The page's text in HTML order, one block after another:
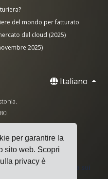
per garantire la
sito web. Scopri
privacy è
del mondo per fatturato
del cloud (2025)
2025)
Italiano
sulla Privacy
Politica sui